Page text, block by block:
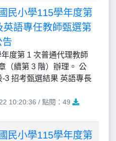
民小學115學年度第
語專任教師甄選第
告
度第 1 次普通代理教師
（續第 3 階）辦理。 公
3 招考甄選結果 英語專長
10:20:36 / 點閱：49
民小學115學年度第